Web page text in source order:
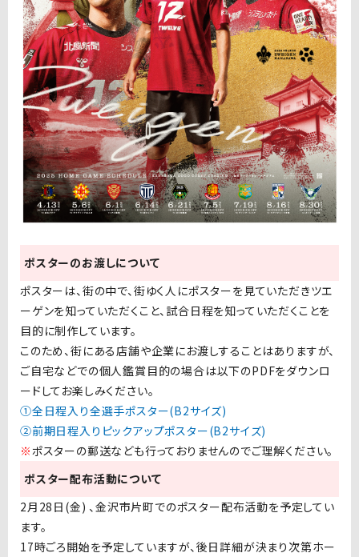
ポスターのお渡しについて
ポスターは、街の中で、街ゆく人にポスターを見ていただきツエ
ーゲンを知っていただくこと、試合日程を知っていただくことを
目的に制作しています。
このため、街にある店舗や企業にお渡しすることはありますが、
ご自宅などでの個人鑑賞目的の場合は以下のPDFをダウンロ
ードしてお楽しみください。
①全日程入り全選手ポスター(B2サイズ)
②前期日程入りピックアップポスター(B2サイズ)
※ポスターの郵送なども行っておりませんのでご理解ください。
ポスター配布活動について
2月28日(金) 、金沢市片町でのポスター配布活動を予定してい
ます。
17時ごろ開始を予定していますが、後日詳細が決まり次第ホー